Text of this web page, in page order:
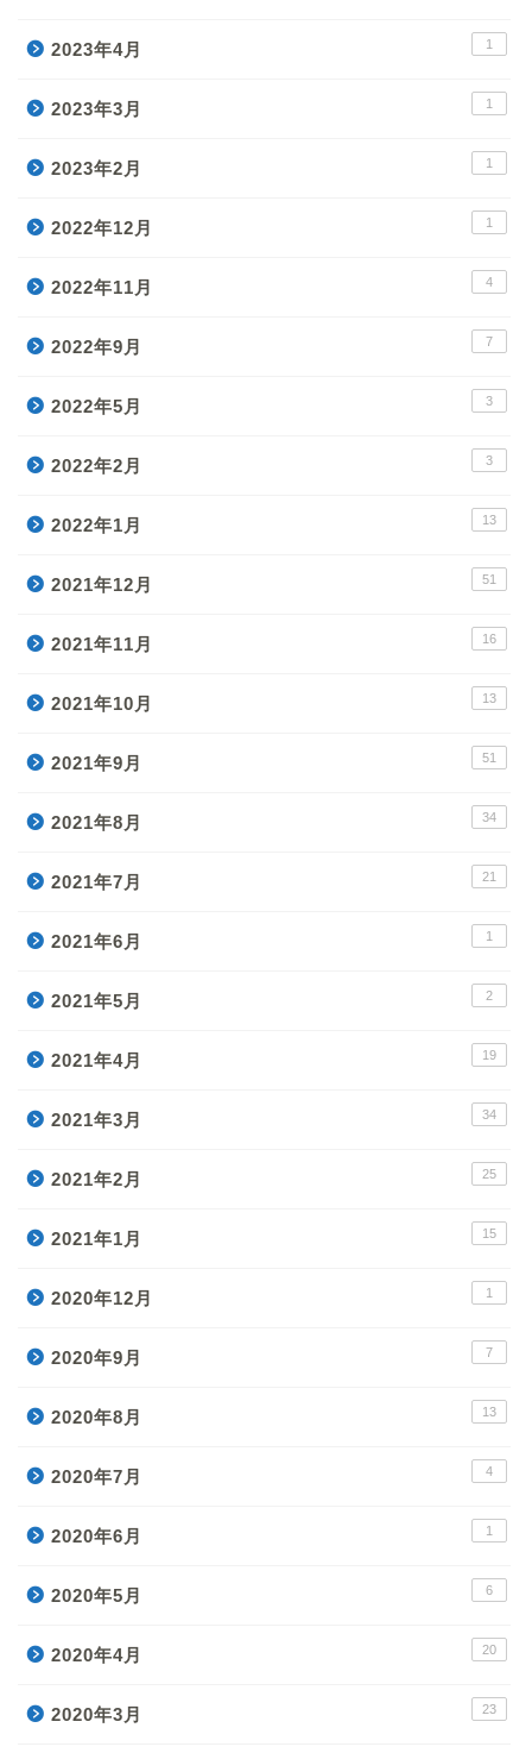
2023年4月 1
2023年3月 1
2023年2月 1
2022年12月 1
2022年11月 4
2022年9月 7
2022年5月 3
2022年2月 3
2022年1月 13
2021年12月 51
2021年11月 16
2021年10月 13
2021年9月 51
2021年8月 34
2021年7月 21
2021年6月 1
2021年5月 2
2021年4月 19
2021年3月 34
2021年2月 25
2021年1月 15
2020年12月 1
2020年9月 7
2020年8月 13
2020年7月 4
2020年6月 1
2020年5月 6
2020年4月 20
2020年3月 23